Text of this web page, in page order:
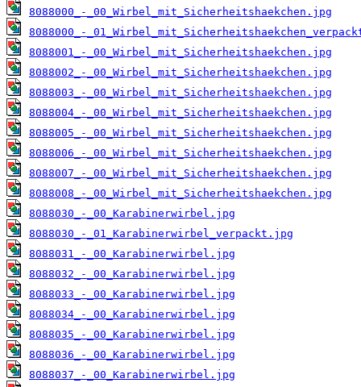
8088000_-_00_Wirbel_mit_Sicherheitshaekchen.jpg
8088000_-
8088001_-_00_Wirbel_mit_Sicherheitshaekchen.jpg
8088002_-_00_Wirbel_mit_Sicherheitshaekchen.jpg
8088003_-_00_Wirbel_mit_Sicherheitshaekchen.jpg
8088004_-_00_Wirbel_mit_Sicherheitshaekchen.jpg
8088005_-_00_Wirbel_mit_Sicherheitshaekchen.jpg
8088006_-_00_Wirbel_mit_Sicherheitshaekchen.jpg
8088007_-_00_Wirbel_mit_Sicherheitshaekchen.jpg
8088008_-_00_Wirbel_mit_Sicherheitshaekchen.jpg
8088030_-_00_Karabinerwirbel.jpg
8088030_-_01_Karabinerwirbel_verpackt.jpg
8088031_-_00_Karabinerwirbel.jpg
8088032_-_00_Karabinerwirbel.jpg
8088033_-_00_Karabinerwirbel.jpg
8088034_-_00_Karabinerwirbel.jpg
8088035_-_00_Karabinerwirbel.jpg
8088036_-_00_Karabinerwirbel.jpg
8088037_-_00_Karabinerwirbel.jpg